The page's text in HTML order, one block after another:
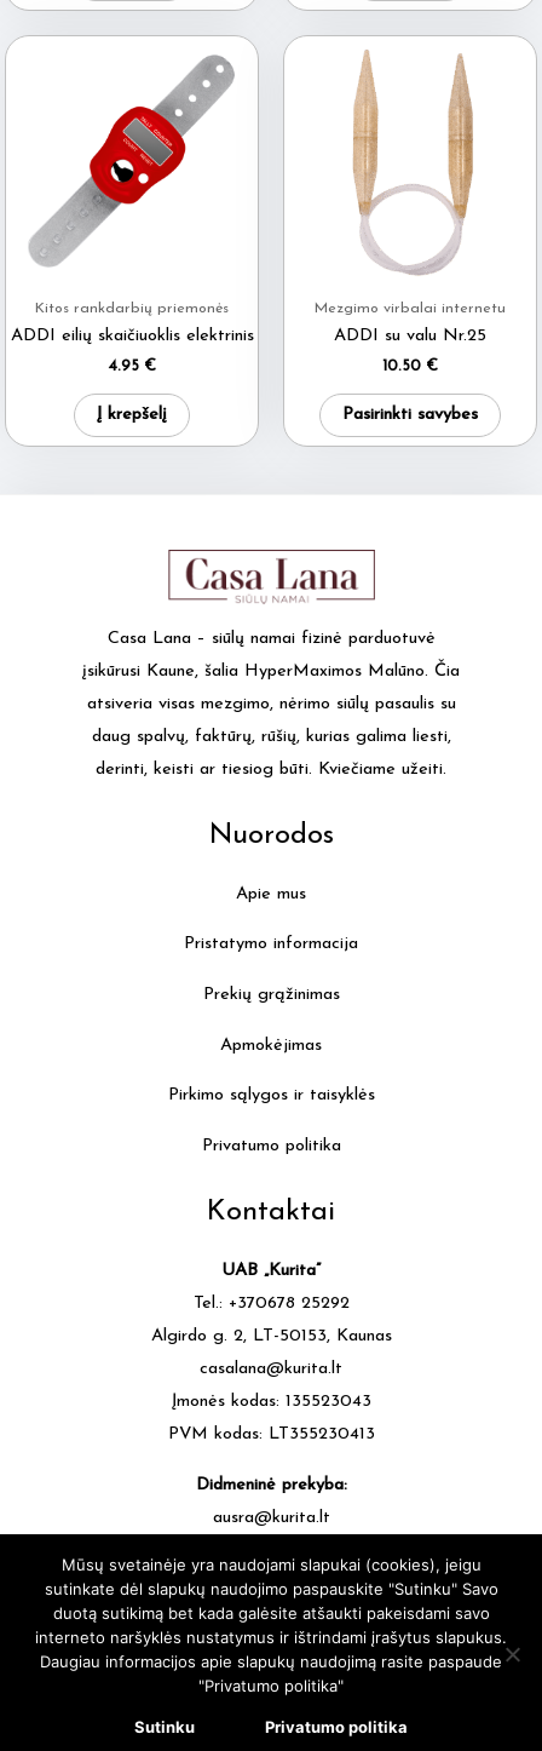
Kitos rankdarbių priemonės
ADDI eilių skaičiuoklis elektrinis
4.95 €
Į krepšelį
Mezgimo virbalai internetu
ADDI su valu Nr.25
10.50 €
Pasirinkti savybes
Casa Lana – siūlų namai fizinė parduotuvė
įsikūrusi Kaune, šalia HyperMaximos Malūno. Čia
atsiveria visas mezgimo, nėrimo siūlų pasaulis su
daug spalvų, faktūrų, rūšių, kurias galima liesti,
derinti, keisti ar tiesiog būti. Kviečiame užeiti.
Nuorodos
Apie mus
Pristatymo informacija
Prekių grąžinimas
Apmokėjimas
Pirkimo sąlygos ir taisyklės
Privatumo politika
Kontaktai
UAB „Kurita”
Tel.: +370678 25292
Algirdo g. 2, LT-50153, Kaunas
casalana@kurita.lt
Įmonės kodas: 135523043
PVM kodas: LT355230413
Didmeninė prekyba:
ausra@kurita.lt
casalana.lt - Siūlų Namai Kaune - Visos teisės saugomos © 2025 |
sukūrė:
svetainesideja.lt
Mūsų svetainėje yra naudojami slapukai (cookies), jeigu
sutinkate dėl slapukų naudojimo paspauskite "Sutinku" Savo
duotą sutikimą bet kada galėsite atšaukti pakeisdami savo
interneto naršyklės nustatymus ir ištrindami įrašytus slapukus.
Daugiau informacijos apie slapukų naudojimą rasite paspaude
"Privatumo politika"
Sutinku Privatumo politika